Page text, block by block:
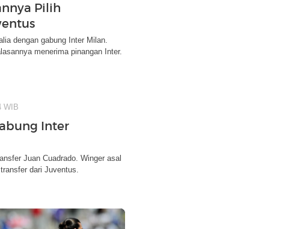
Pilih
dengan gabung Inter Milan.
menerima pinangan Inter.
WIB
Inter
Juan Cuadrado. Winger asal
dari Juventus.